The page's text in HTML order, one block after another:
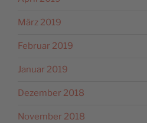
März 2019
Februar 2019
Januar 2019
Dezember 2018
November 2018